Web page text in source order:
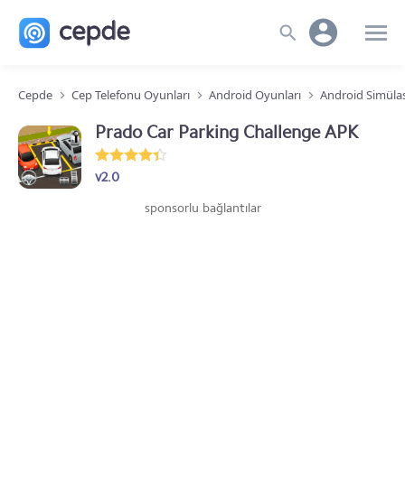
Cepde Cep Telefonu Oyunları Android Oyunları Android
Prado Car Parking Challenge APK
v2.0
sponsorlu bağlantılar